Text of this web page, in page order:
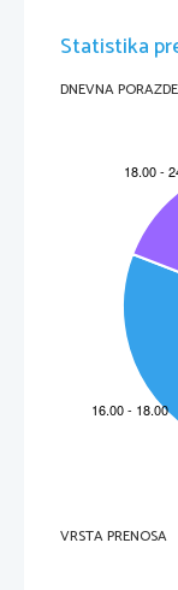
Uvod
Življenje
Delo
Literarno
Povest
Cvetje v
Obnova
Analiza
Dramski
Zaključek
Viri
Statistika
DNEVNA
VRSTA PRENOSA